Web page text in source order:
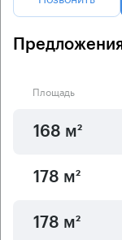
Площадь
168 м²
178 м²
178 м²